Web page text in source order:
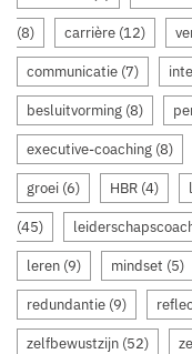
(8) carrière (12)
communicatie (7)
besluitvorming (8)
executive-coaching (8)
groei (6) HBR (4)
(45)
leren (9) mindset (5)
redundantie (9)
zelfbewustzijn (52)